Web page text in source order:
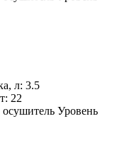
л: 3.5
22
осушитель Уровень